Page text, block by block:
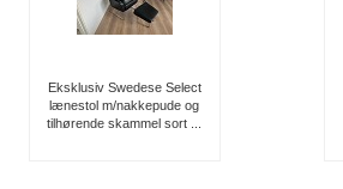
Eksklusiv Swedese Select
lænestol m/nakkepude og
tilhørende skammel sort ...